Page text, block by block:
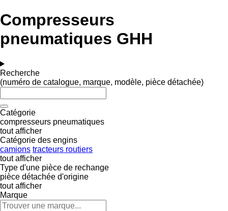
Compresseurs
pneumatiques GHH
Recherche
(numéro de catalogue, marque, modèle, pièce détachée)
Catégorie
compresseurs pneumatiques
tout afficher
Catégorie des engins
camions tracteurs routiers
tout afficher
Type d'une pièce de rechange
pièce détachée d'origine
tout afficher
Marque